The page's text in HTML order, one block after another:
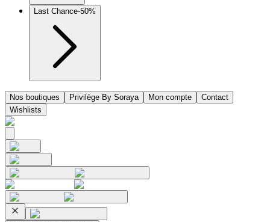
Last Chance-50%
Nos boutiques Privilège By Soraya Mon compte
Contact
Wishlists